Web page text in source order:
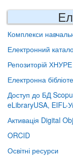
Комплекси
Електронний
Репозиторій
Електронна
Доступ до БД
eLibraryUSA, EIFL-
Активація Digital
ORCID
Освітні ресурси